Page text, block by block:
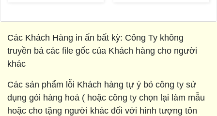
Các Khách Hàng in ấn bất kỳ: Công Ty không
truyền bá các file gốc của Khách hàng cho người
khác
Các sản phẩm lỗi Khách hàng tự ý bỏ công ty sử
dụng gói hàng hoá ( hoặc công ty chọn lại làm mẫu
hoặc cho tặng người khác đối với hình tượng tôn